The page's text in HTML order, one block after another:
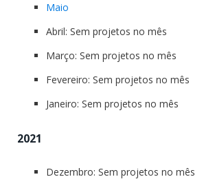
Maio
Abril: Sem projetos no mês
Março: Sem projetos no mês
Fevereiro: Sem projetos no mês
Janeiro: Sem projetos no mês
2021
Dezembro: Sem projetos no mês